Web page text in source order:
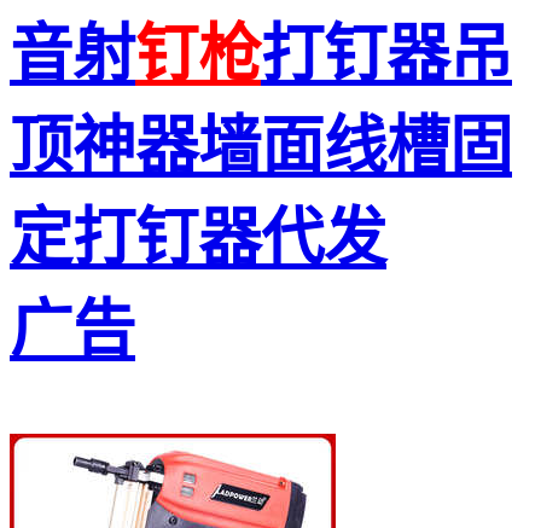
音射钉枪打钉器吊
顶神器墙面线槽固
定打钉器代发
广告